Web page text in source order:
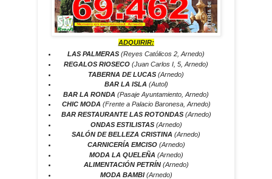
ADQUIRIR:
LAS PALMERAS (Reyes Católicos 2, Arnedo)
REGALOS RIOSECO (Juan Carlos I, 5, Arnedo)
TABERNA DE LUCAS (Arnedo)
BAR LA ISLA (Autol)
BAR LA RONDA (Pasaje Ayuntamiento, Arnedo)
CHIC MODA (Frente a Palacio Baronesa, Arnedo)
BAR RESTAURANTE LAS ROTONDAS(Arnedo)
ONDAS ESTILISTAS(Arnedo)
SALÓN DE BELLEZA CRISTINA (Arnedo)
CARNICERÍA EMCISO(Arnedo)
MODA LA QUELEÑA (Arnedo)
ALIMENTACIÓN PETRÍN(Arnedo)
MODA BAMBI(Arnedo)